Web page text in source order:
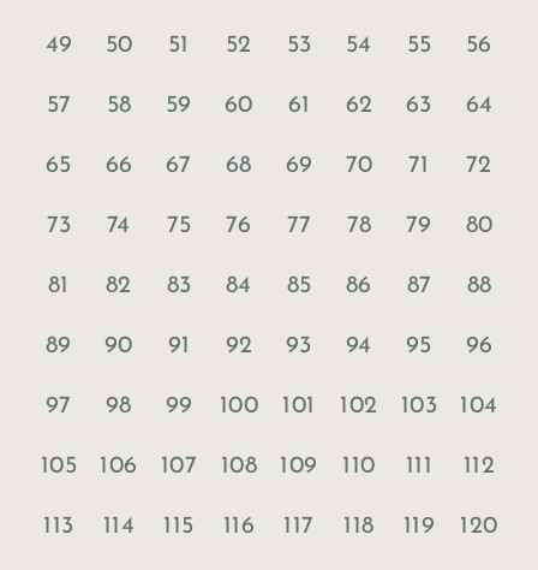
49 50 51 52 53 54 55 56
57 58 59 60 61 62 63 64
65 66 67 68 69 70 71 72
73 74 75 76 77 78 79 80
81 82 83 84 85 86 87 88
89 90 91 92 93 94 95 96
97 98 99 100 101 102 103 104
105 106 107 108 109 110 111 112
113 114 115 116 117 118 119 120